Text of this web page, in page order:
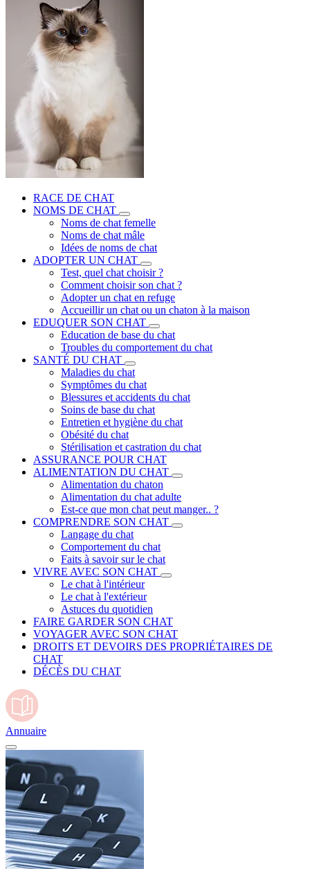
RACE DE CHAT
NOMS DE CHAT
Noms de chat femelle
Noms de chat mâle
Idées de noms de chat
ADOPTER UN CHAT
Test, quel chat choisir ?
Comment choisir son chat ?
Adopter un chat en refuge
Accueillir un chat ou un chaton à la maison
EDUQUER SON CHAT
Education de base du chat
Troubles du comportement du chat
SANTÉ DU CHAT
Maladies du chat
Symptômes du chat
Blessures et accidents du chat
Soins de base du chat
Entretien et hygiène du chat
Obésité du chat
Stérilisation et castration du chat
ASSURANCE POUR CHAT
ALIMENTATION DU CHAT
Alimentation du chaton
Alimentation du chat adulte
Est-ce que mon chat peut manger.. ?
COMPRENDRE SON CHAT
Langage du chat
Comportement du chat
Faits à savoir sur le chat
VIVRE AVEC SON CHAT
Le chat à l'intérieur
Le chat à l'extérieur
Astuces du quotidien
FAIRE GARDER SON CHAT
VOYAGER AVEC SON CHAT
DROITS ET DEVOIRS DES PROPRIÉTAIRES DE
CHAT
DÉCÈS DU CHAT
Annuaire